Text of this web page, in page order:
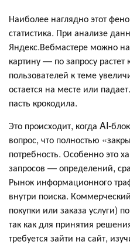
Наиболее наглядно этот
статистика. При анализе
Яндекс.Вебмастере можно
картину — по запросу растет
пользователей к теме
остается на месте или
пасть крокодила.
Это происходит, когда AI-
вопрос, что полностью
потребность. Особенно это
запросов — определений,
Рынок информационного
внутри поиска.
покупки или заказа услуги)
так как для принятия
требуется зайти на сайт,